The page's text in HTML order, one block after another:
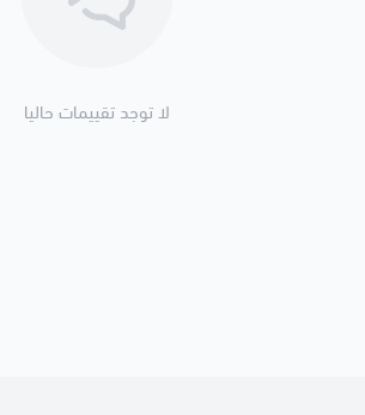
لا توجد تقييمات حاليا